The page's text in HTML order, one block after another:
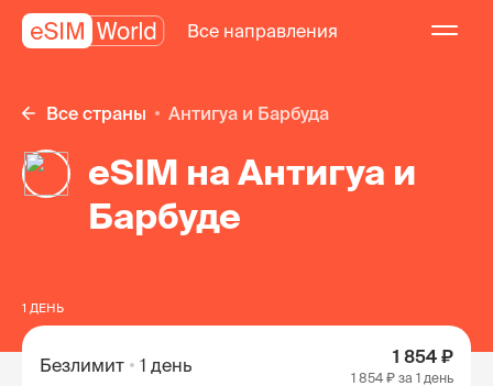
Все направления
Все страны Антигуа и Барбуда
eSIM на Антигуа и
Барбуде
1 ДЕНЬ
Безлимит 1 день 1 854 ₽
1 854 ₽ за 1 день